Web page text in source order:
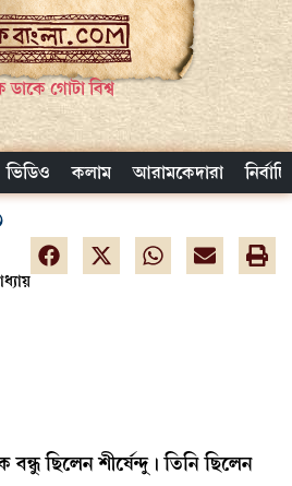
গোটা বিশ্ব
ভিডিও কলাম আরামকেদারা
ছিলেন শীর্ষেন্দু। তিনি ছিলেন